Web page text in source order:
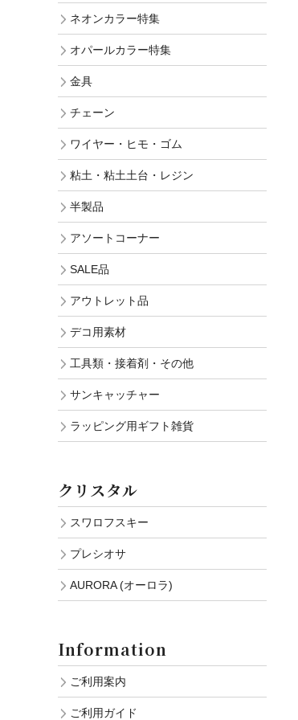
ネオンカラー特集
オパールカラー特集
金具
チェーン
ワイヤー・ヒモ・ゴム
粘土・粘土土台・レジン
半製品
アソートコーナー
SALE品
アウトレット品
デコ用素材
工具類・接着剤・その他
サンキャッチャー
ラッピング用ギフト雑貨
クリスタル
スワロフスキー
プレシオサ
AURORA (オーロラ)
Information
ご利用案内
ご利用ガイド